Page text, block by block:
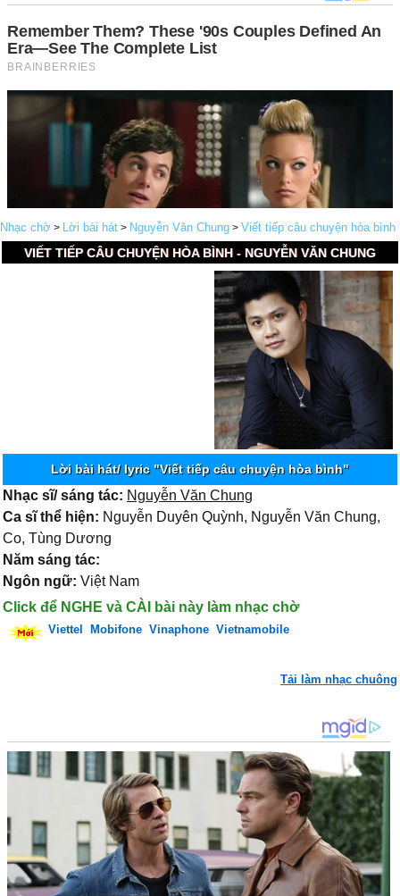
Nhạc chờ > Lời bài hát > Nguyễn Văn Chung > Viết tiếp câu chuyện hòa bình
VIẾT TIẾP CÂU CHUYỆN HÒA BÌNH - NGUYỄN VĂN CHUNG
Lời bài hát/ lyric "Viết tiếp câu chuyện hòa bình"
Nhạc sĩ/ sáng tác: Nguyễn Văn Chung
Ca sĩ thể hiện: Nguyễn Duyên Quỳnh, Nguyễn Văn Chung,
Co, Tùng Dương
Năm sáng tác:
Ngôn ngữ: Việt Nam
Click để NGHE và CÀI bài này làm nhạc chờ
Viettel Mobifone Vinaphone Vietnamobile
Tải làm nhạc chuông